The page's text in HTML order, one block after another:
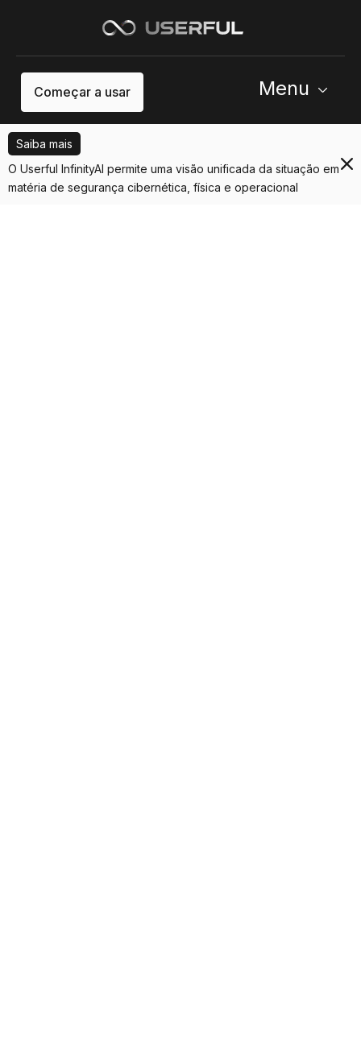
Começar a usar Menu
Saiba mais
O Userful InfinityAI permite uma visão unificada da situação em
matéria de segurança cibernética, física e operacional